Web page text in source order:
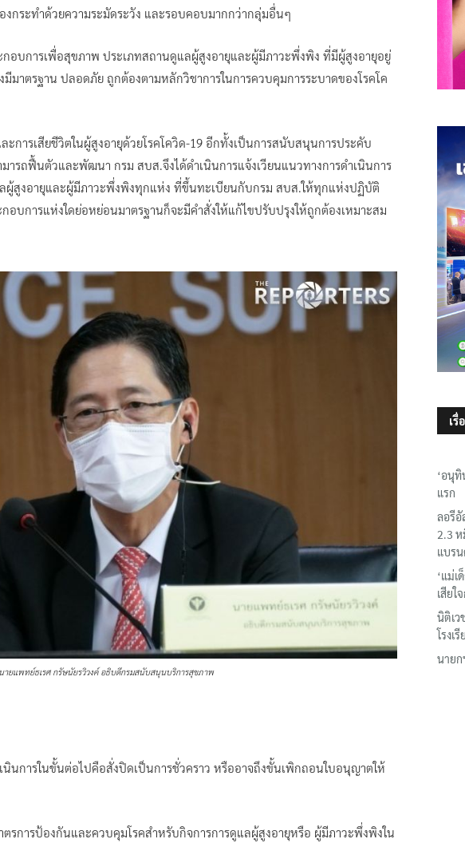
งกระทำด้วยความระมัดระวัง และรอบคอบมากกว่ากลุ่มอื่นๆ
กอบการเพื่อสุขภาพ ประเภทสถานดูแลผู้สูงอายุและผู้มีภาวะพึ่งพิง ที่มีผู้สูงอายุอยู่
มาตรฐาน ปลอดภัย ถูกต้องตามหลักวิชาการในการควบคุมการระบาดของโรคโค
การเสียชีวิตในผู้สูงอายุด้วยโรคโควิด-19 อีกทั้งเป็นการสนับสนุนการประคับ
ารถฟื้นตัวและพัฒนา กรม สบส.จึงได้ดำเนินการแจ้งเวียนแนวทางการดำเนินการ
ผู้สูงอายุและผู้มีภาวะพึ่งพิงทุกแห่ง ที่ขึ้นทะเบียนกับกรม สบส.ให้ทุกแห่งปฏิบัติ
อบการแห่งใดย่อหย่อนมาตรฐานก็จะมีคำสั่งให้แก้ไขปรับปรุงให้ถูกต้องเหมาะสม
นายแพทย์ธเรศ กรัษนัยรวิวงค์ อธิบดีกรมสนับสนุนบริการสุขภาพ
นการในขั้นต่อไปคือสั่งปิดเป็นการชั่วคราว หรืออาจถึงขั้นเพิกถอนใบอนุญาตให้
รการป้องกันและควบคุมโรคสำหรับกิจการการดูแลผู้สูงอายุหรือ ผู้มีภาวะพึ่งพิงใน
เรื่
‘อนุทิ
แรก
ลอรีอั
2.3 ห
แบร
‘แม่เ
เสียใ
นิติเว
โรงเ
นายก